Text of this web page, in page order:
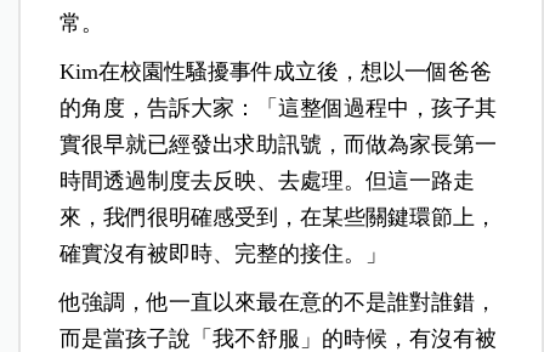
常。
Kim在校園性騷擾事件成立後，想以一個爸爸
的角度，告訴大家：「這整個過程中，孩子其
實很早就已經發出求助訊號，而做為家長第一
時間透過制度去反映、去處理。但這一路走
來，我們很明確感受到，在某些關鍵環節上，
確實沒有被即時、完整的接住。」
他強調，他一直以來最在意的不是誰對誰錯，
而是當孩子說「我不舒服」的時候，有沒有被